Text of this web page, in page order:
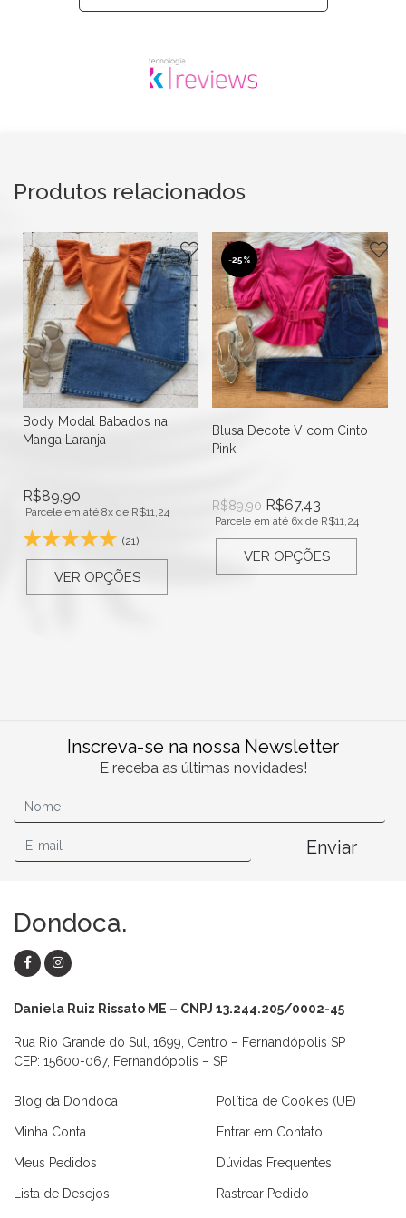
Produtos relacionados
Body Modal Babados na
Manga Laranja
R$89,90
Parcele em até 8x de R$11,24
(21)
VER OPÇÕES
-25%
Blusa Decote V com Cinto
Pink
R$89,90 R$67,43
Parcele em até 6x de R$11,24
VER OPÇÕES
Inscreva-se na nossa Newsletter
E receba as últimas novidades!
Enviar
Dondoca.
Daniela Ruiz Rissato ME – CNPJ 13.244.205/0002-45
Rua Rio Grande do Sul, 1699, Centro – Fernandópolis SP
CEP: 15600-067, Fernandópolis – SP
Blog da Dondoca
Minha Conta
Meus Pedidos
Lista de Desejos
Política de Cookies (UE)
Entrar em Contato
Dúvidas Frequentes
Rastrear Pedido